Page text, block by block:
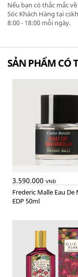
Nếu bạn có thắc mắc
Sóc Khách Hàng tại
8:00 - 18:00 mỗi ngày.
SẢN PHẨM CÓ
3.590.000 VNĐ
Frederic Malle Eau De Magnolia
EDP 50ml